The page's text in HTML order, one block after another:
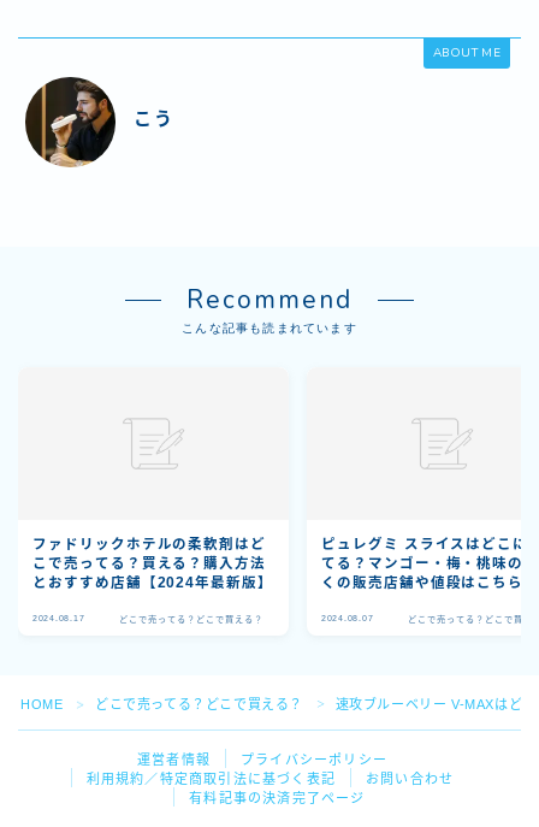
ABOUT ME
こう
Recommend
こんな記事も読まれています
ファドリックホテルの柔軟剤はど
こで売ってる？買える？購入方法
とおすすめ店舗【2024年最新版】
2024.08.17 どこで売ってる？どこで買える？
ピュレグミ スライスはどこに
てる？マンゴー・梅・桃味の
くの販売店舗や値段はこちら！
2024.08.07 どこで売ってる？どこで買え
HOME ＞ どこで売ってる？どこで買える？ ＞ 速攻ブルーベリー V-MAXはど
運営者情報
プライバシーポリシー
利用規約／特定商取引法に基づく表記
お問い合わせ
有料記事の決済完了ページ